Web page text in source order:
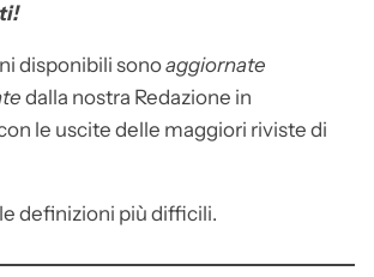
disponibili sonoaggiornate
dalla nostra Redazione in
le uscite delle maggiori riviste di
definizioni più difficili.